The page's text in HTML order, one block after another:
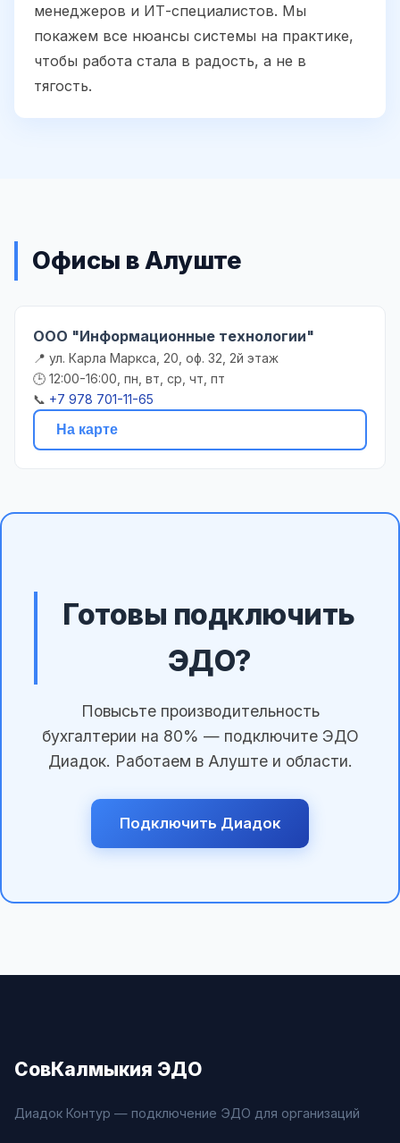
менеджеров и ИТ-специалистов. Мы
покажем все нюансы системы на практике,
чтобы работа стала в радость, а не в
тягость.
Офисы в Алуште
ООО "Информационные технологии"
📍 ул. Карла Маркса, 20, оф. 32, 2й этаж
🕒 12:00-16:00, пн, вт, ср, чт, пт
📞 +7 978 701-11-65
На карте
Готовы подключить
ЭДО?
Повысьте производительность
бухгалтерии на 80% — подключите ЭДО
Диадок. Работаем в Алуште и области.
Подключить Диадок
СовКалмыкия ЭДО
Диадок Контур — подключение ЭДО для организаций